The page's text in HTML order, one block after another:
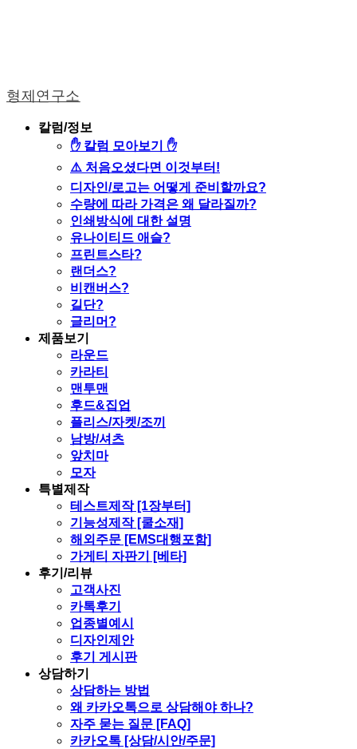
형제연구소
칼럼/정보
✋ 칼럼 모아보기 ✋
⚠️ 처음오셨다면 이것부터!
디자인/로고는 어떻게 준비할까요?
수량에 따라 가격은 왜 달라질까?
인쇄방식에 대한 설명
유나이티드 애슬?
프린트스타?
랜더스?
비캔버스?
길단?
글리머?
제품보기
라운드
카라티
맨투맨
후드&집업
플리스/자켓/조끼
남방/셔츠
앞치마
모자
특별제작
테스트제작 [1장부터]
기능성제작 [쿨소재]
해외주문 [EMS대행포함]
가게티 자판기 [베타]
후기/리뷰
고객사진
카톡후기
업종별예시
디자인제안
후기 게시판
상담하기
상담하는 방법
왜 카카오톡으로 상담해야 하나?
자주 묻는 질문 [FAQ]
카카오톡 [상담/시안/주문]